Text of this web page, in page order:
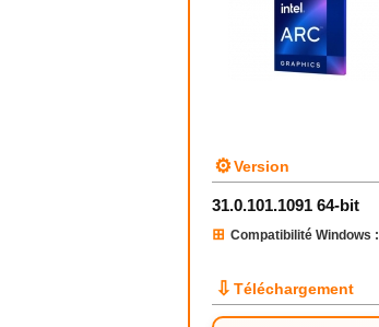
⚙Version
31.0.101.1091 64-bit
⊞ Compatibilité Windows :
⇩ Téléchargement